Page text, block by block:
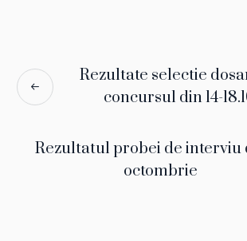
Rezultate selectie
concursul din 14-
Rezultatul probei de interviu
octombrie